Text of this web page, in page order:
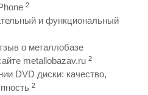
2
и функциональный
о металлобазе
metallobazav.ru 2
DVD диски: качество,
2